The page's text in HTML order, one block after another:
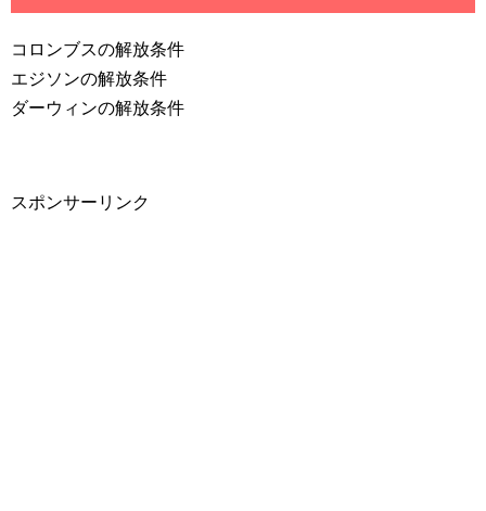
コロンブスの解放条件
エジソンの解放条件
ダーウィンの解放条件
スポンサーリンク